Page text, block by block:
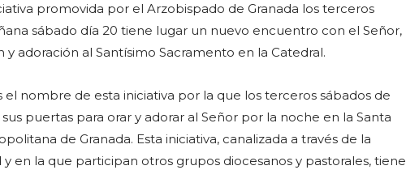
promovida por el Arzobispado de Granada los terceros
sábado día 20 tiene lugar un nuevo encuentro con el Señor,
y adoración al Santísimo Sacramento en la Catedral.
el nombre de esta iniciativa por la que los terceros sábados de
puertas para orar y adorar al Señor por la noche en la Santa
de Granada. Esta iniciativa, canalizada a través de la
en la que participan otros grupos diocesanos y pastorales, tiene